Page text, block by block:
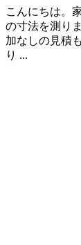
こんにちは。
の寸法を測り
加なしの見積
り ...